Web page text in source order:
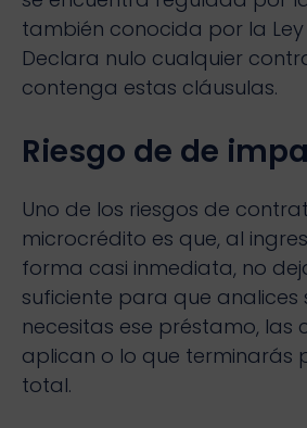
también conocida por la
Declara nulo cualquier
contenga estas cláusulas.
Riesgo de de
Uno de los riesgos de
microcrédito es que, al
forma casi inmediata, no
suficiente para que analices
necesitas ese préstamo, las
aplican o lo que terminarás
total.